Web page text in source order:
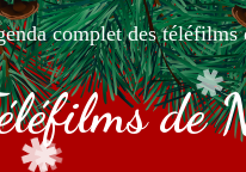
complet des téléfilms
de